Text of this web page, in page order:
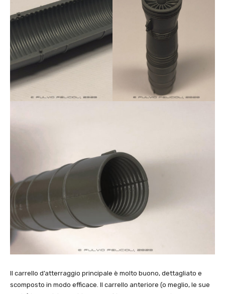
Il carrello d’atterraggio principale è molto buono, dettagliato e
scomposto in modo efficace. Il carrello anteriore (o meglio, le sue